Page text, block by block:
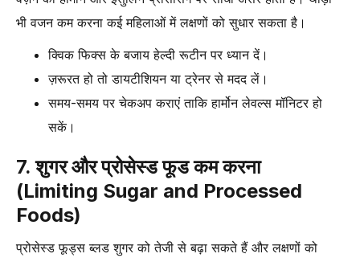
भी वजन कम करना कई महिलाओं में लक्षणों को सुधार सकता है।
क्विक फिक्स के बजाय हेल्दी रूटीन पर ध्यान दें।
ज़रूरत हो तो डायटीशियन या ट्रेनर से मदद लें।
समय-समय पर चेकअप कराएं ताकि हार्मोन लेवल्स मॉनिटर हो
सकें।
7. शुगर और प्रोसेस्ड फूड कम करना
(Limiting Sugar and Processed
Foods)
प्रोसेस्ड फूड्स ब्लड शुगर को तेजी से बढ़ा सकते हैं और लक्षणों को